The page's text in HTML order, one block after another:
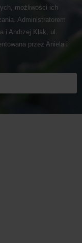
możliwości ich
Administratorem
i Andrzej Kłak, ul.
przez Aniela i